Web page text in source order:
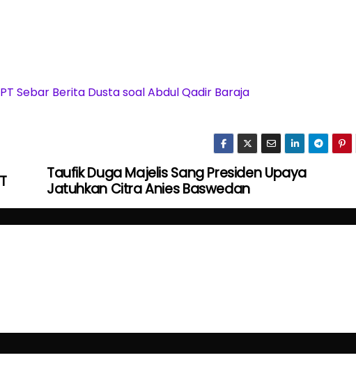
Sebar Berita Dusta soal Abdul Qadir Baraja
Taufik Duga Majelis Sang Presiden Upaya
Jatuhkan Citra Anies Baswedan